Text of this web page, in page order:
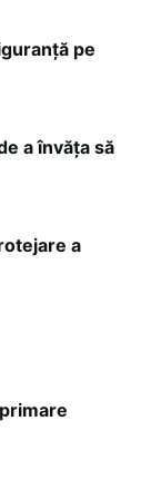
pe
a învăța să
a